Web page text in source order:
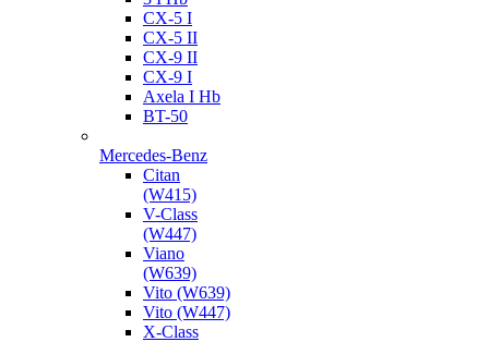
CX-5 I
CX-5 II
CX-9 II
CX-9 I
Axela I Hb
BT-50
Mercedes-Benz
Citan
(W415)
V-Class
(W447)
Viano
(W639)
Vito (W639)
Vito (W447)
X-Class